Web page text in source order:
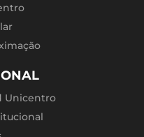
Unicentro